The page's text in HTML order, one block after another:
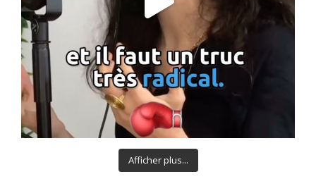
Afficher plus...